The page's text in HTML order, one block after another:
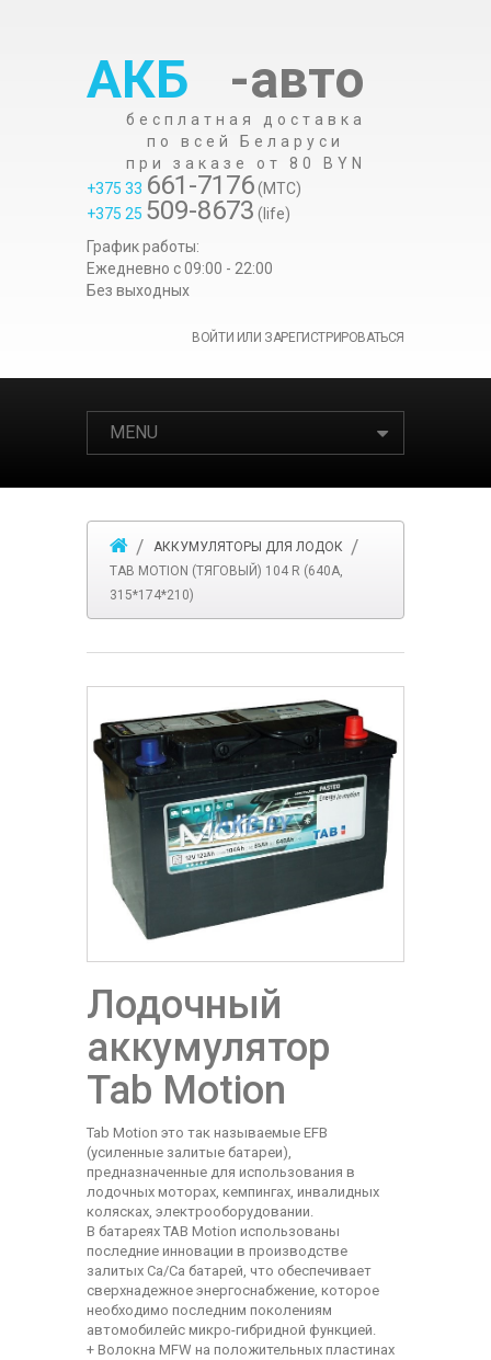
АКБ -авто
бесплатная доставка
по всей Беларуси
при заказе от 80 BYN
+375 33 661-7176(МТС)
+375 25 509-8673 (life)
График работы:
Ежедневно c 09:00 - 22:00
Без выходных
ВОЙТИ ИЛИ ЗАРЕГИСТРИРОВАТЬСЯ
MENU
АККУМУЛЯТОРЫ ДЛЯ ЛОДОК
TAB MOTION (ТЯГОВЫЙ) 104 R (640A,
315*174*210)
Лодочный
аккумулятор
Tab Motion
Tab Motion это так называемые EFB
(усиленные залитые батареи),
предназначенные для использования в
лодочных моторах, кемпингах, инвалидных
колясках, электрооборудовании.
В батареях TAB Motion использованы
последние инновации в производстве
залитых Са/Са батарей, что обеспечивает
сверхнадежное энергоснабжение, которое
необходимо последним поколениям
автомобилейс микро-гибридной функцией.
+ Волокна MFW на положительных пластинах